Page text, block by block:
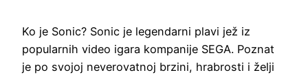
Ko je Sonic? Sonic je legendarni plavi jež iz
popularnih video igara kompanije SEGA. Poznat
je po svojoj neverovatnoj brzini, hrabrosti i želji